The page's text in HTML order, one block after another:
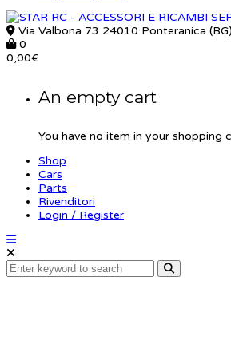
Via Valbona 73 24010 Ponteranica (BG)
0
0,00€
An empty cart
You have no item in your shopping
Shop
Cars
Parts
Rivenditori
Login / Register